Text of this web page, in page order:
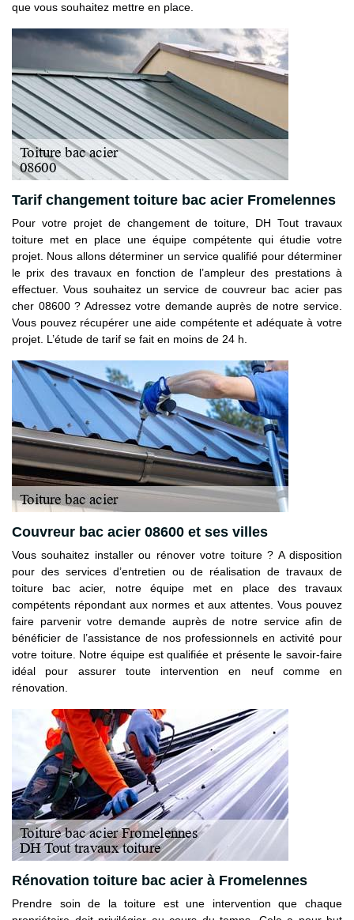
que vous souhaitez mettre en place.
Tarif changement toiture bac acier Fromelennes
Pour votre projet de changement de toiture, DH Tout travaux
toiture met en place une équipe compétente qui étudie votre
projet. Nous allons déterminer un service qualifié pour déterminer
le prix des travaux en fonction de l’ampleur des prestations à
effectuer. Vous souhaitez un service de couvreur bac acier pas
cher 08600 ? Adressez votre demande auprès de notre service.
Vous pouvez récupérer une aide compétente et adéquate à votre
projet. L’étude de tarif se fait en moins de 24 h.
Couvreur bac acier 08600 et ses villes
Vous souhaitez installer ou rénover votre toiture ? A disposition
pour des services d’entretien ou de réalisation de travaux de
toiture bac acier, notre équipe met en place des travaux
compétents répondant aux normes et aux attentes. Vous pouvez
faire parvenir votre demande auprès de notre service afin de
bénéficier de l’assistance de nos professionnels en activité pour
votre toiture. Notre équipe est qualifiée et présente le savoir-faire
idéal pour assurer toute intervention en neuf comme en
rénovation.
Rénovation toiture bac acier à Fromelennes
Prendre soin de la toiture est une intervention que chaque